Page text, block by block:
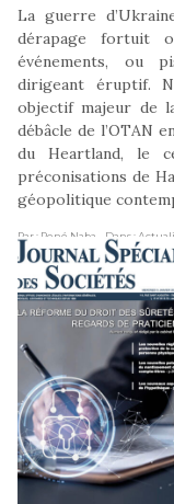
La guerre
dérapage fortuit
événements, ou
dirigeant éruptif.
objectif majeur de
débâcle de l’OTAN
du Heartland, le
préconisations de
géopolitique
Par : René Naba - Dans :
2022